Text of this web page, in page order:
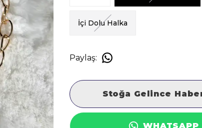
İçi Dolu Halka
Paylaş:
Stoğa Gelince
WHATSAPP